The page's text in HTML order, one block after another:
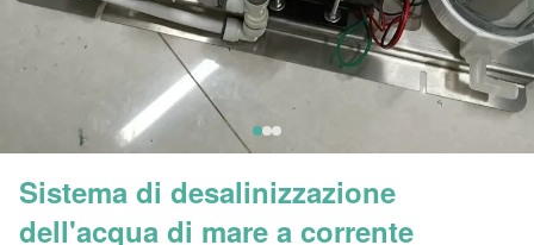
Sistema di desalinizzazione
dell'acqua di mare a corrente